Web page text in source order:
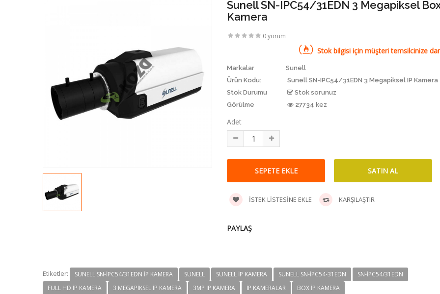
Sunell SN-IPC54/31EDN 3 Megapiksel
Kamera
0 yorum
Stok bilgisi için müşteri temsilcinize
Markalar
Sunell
Ürün Kodu:
Sunell SN-IPC54/31EDN 3 Megapiksel IP Kamera
Stok Durumu
Stok sorunuz
Görülme
27734 kez
Adet
İSTEK LISTESINE EKLE KARŞILAŞTIR
PAYLAŞ
Etiketler: SUNELL SN-IPC54/31EDN IP KAMERA SUNELL SUNELL IP KAMERA SUNELL SN-IPC54-31EDN
SN-IPC54/31EDN
FULL HD IP KAMERA
3 MEGAPIKSEL IP KAMERA 3MP IP KAMERA IP KAMERALAR BOX IP KAMERA